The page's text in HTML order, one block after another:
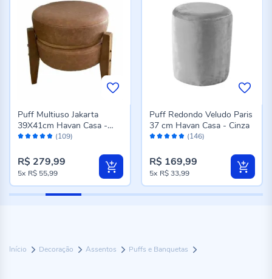
Início Decoração Assentos Puffs e Banquetas
Avaliação: (109)
Puff Multiuso Jakarta
39X41cm Havan Casa -
Marrom
R$ 279,99
5x R$ 55,99
Avaliação: (146)
Puff Redondo Veludo Paris
37 cm Havan Casa - Cinza
R$ 169,99
5x R$ 33,99